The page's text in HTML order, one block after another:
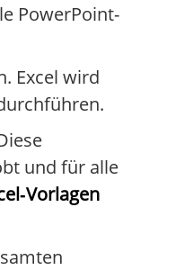
PowerPoint-
Excel wird
und für alle